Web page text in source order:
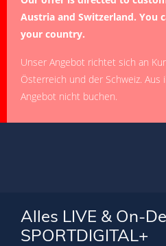
Austria and Switzerland. You
your country.
Unser Angebot richtet sich an
Österreich und der Schweiz.
Angebot nicht buchen.
Alles LIVE & On-
SPORTDIGITAL+